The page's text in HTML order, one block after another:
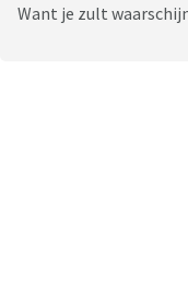
Want je zult